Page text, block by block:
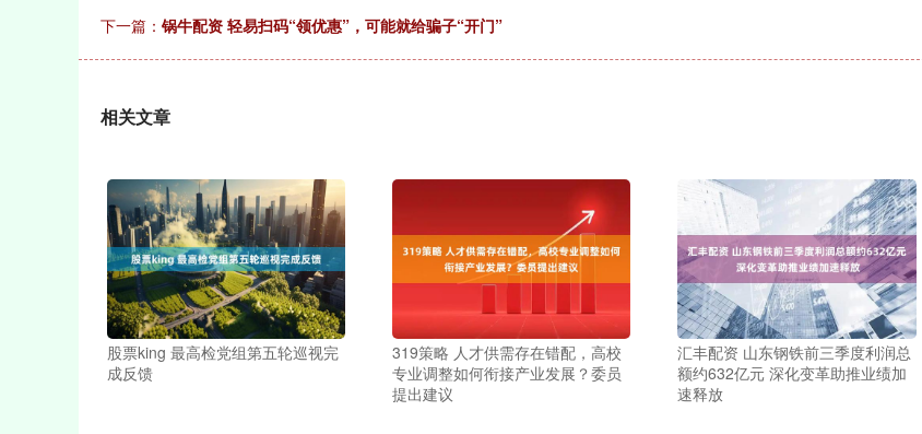
下一篇： 锅牛配资 轻易扫码“领优惠”，可能就给骗子“开门”
相关文章
股票king 最高检党组第五轮巡视完
成反馈
319策略 人才供需存在错配，高校
专业调整如何衔接产业发展？委员
提出建议
汇丰配资 山东钢铁前三季度利润总
额约632亿元 深化变革助推业绩加
速释放